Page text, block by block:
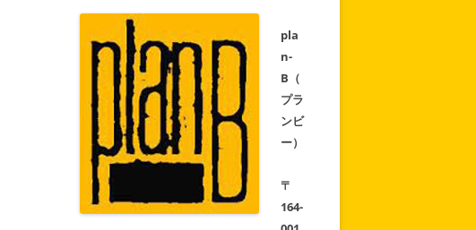
録
月
先
の
ュ
ー
も
表
pla
n-
B（
プラ
ンビ
ー）
〒
164-